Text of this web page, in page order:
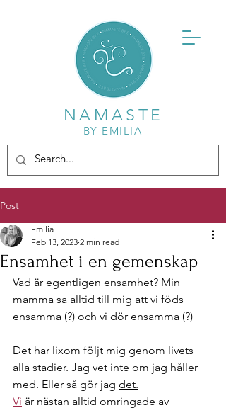
BY EMILIA
NAMASTE
Post
Ensamhet i en gemenskap
Emilia
Feb 13, 2023 2 min read
Vad är egentligen ensamhet? Min
mamma sa alltid till mig att vi föds
ensamma (?) och vi dör ensamma (?)
Det har lixom följt mig genom livets
alla stadier. Jag vet inte om jag håller
med. Eller så gör jag det.
Vi är nästan alltid omringade av